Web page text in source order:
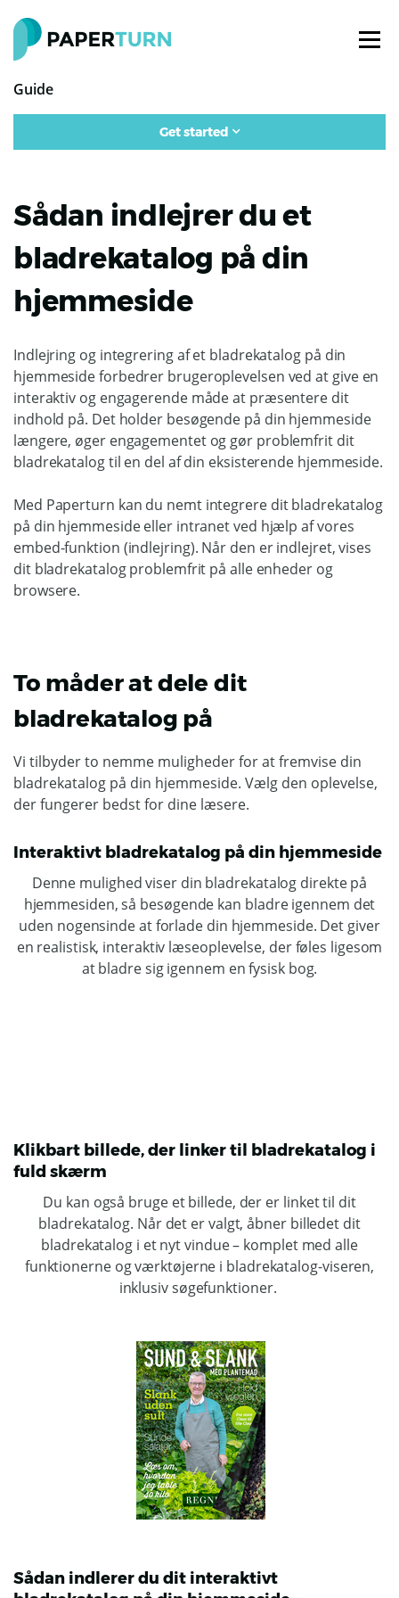
Guide
Get started
Sådan indlejrer du et
bladrekatalog på din
hjemmeside
Indlejring og integrering af et bladrekatalog på din
hjemmeside forbedrer brugeroplevelsen ved at give en
interaktiv og engagerende måde at præsentere dit
indhold på. Det holder besøgende på din hjemmeside
længere, øger engagementet og gør problemfrit dit
bladrekatalog til en del af din eksisterende hjemmeside.
Med Paperturn kan du nemt integrere dit bladrekatalog
på din hjemmeside eller intranet ved hjælp af vores
embed-funktion (indlejring). Når den er indlejret, vises
dit bladrekatalog problemfrit på alle enheder og
browsere.
To måder at dele dit
bladrekatalog på
Vi tilbyder to nemme muligheder for at fremvise din
bladrekatalog på din hjemmeside. Vælg den oplevelse,
der fungerer bedst for dine læsere.
Interaktivt bladrekatalog på din hjemmeside
Denne mulighed viser din bladrekatalog direkte på
hjemmesiden, så besøgende kan bladre igennem det
uden nogensinde at forlade din hjemmeside. Det giver
en realistisk, interaktiv læseoplevelse, der føles ligesom
at bladre sig igennem en fysisk bog.
Klikbart billede, der linker til bladrekatalog i
fuld skærm​
Du kan også bruge et billede, der er linket til dit
bladrekatalog. Når det er valgt, åbner billedet dit
bladrekatalog i et nyt vindue – komplet med alle
funktionerne og værktøjerne i bladrekatalog-viseren,
inklusiv søgefunktioner.
Sådan indlerer du dit interaktivt